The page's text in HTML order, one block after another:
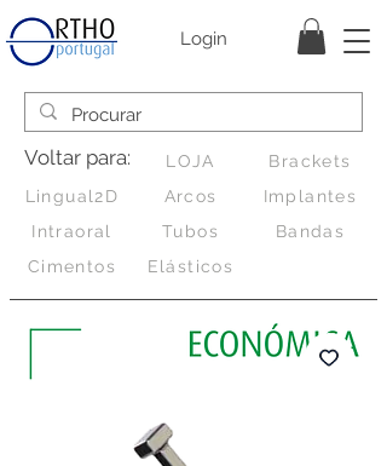
Login
Voltar para: LOJA
Brackets
Lingual2D
Intraoral
Cimentos
Arcos
Tubos
Elásticos
Implantes
Bandas